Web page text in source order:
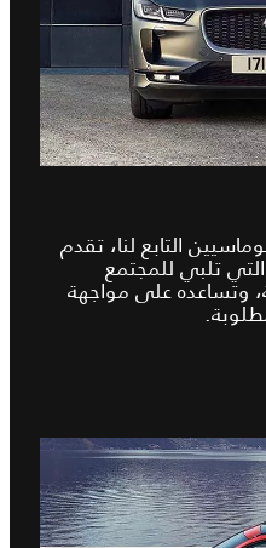
التابع لنا، تقدم
تلبي للمجتمع
وتساعده على مواجهة